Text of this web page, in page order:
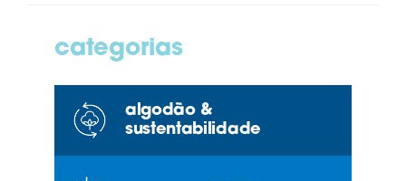
categorias
algodão &
sustentabilidade